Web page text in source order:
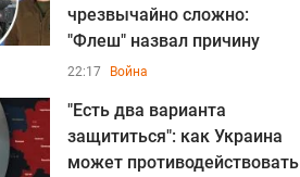
чрезвычайно сложно:
"Флеш" назвал причину
22:17 Война
"Есть два варианта
защититься": как Украина
может противодействовать